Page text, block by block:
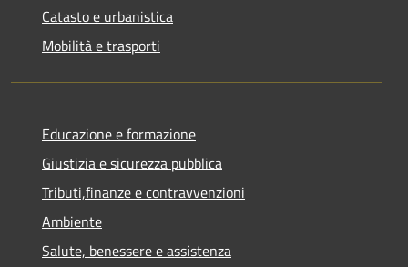
Catasto e urbanistica
Mobilità e trasporti
Educazione e formazione
Giustizia e sicurezza pubblica
Tributi,finanze e contravvenzioni
Ambiente
Salute, benessere e assistenza